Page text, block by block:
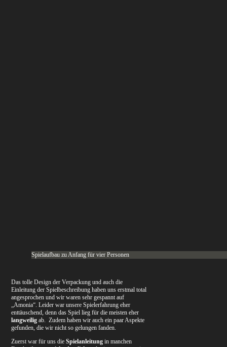
Spielaufbau zu Anfang für vier Personen
Das tolle Design der Verpackung und auch die
Einleitung der Spielbeschreibung haben uns erstmal total
angesprochen und wir waren sehr gespannt auf
„Amonia“. Leider war unsere Spielerfahrung eher
enttäuschend, denn das Spiel lieg für die meisten eher
langweiligab. Zudem haben wir auch ein paar Aspekte
gefunden, die wir nicht so gelungen fanden.
Zuerst war für uns dieSpielanleitung in manchen